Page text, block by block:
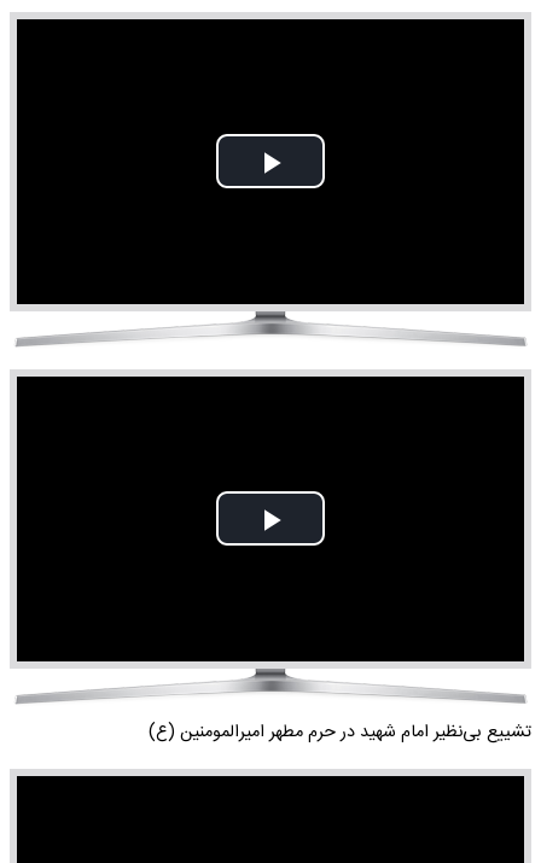
Play
Play
تشییع بی‌نظیر امام شهید در حرم مطهر امیرالمومنین (ع)